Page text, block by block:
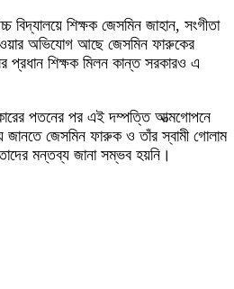
বিদ্যালয়ে শিক্ষক জেসমিন জাহান, সংগীতা
অভিযোগ আছে জেসমিন ফারুকের
শিক্ষক মিলন কান্ত সরকারও এ
পতনের পর এই দম্পত্তি আত্মগোপনে
জানতে জেসমিন ফারুক ও তাঁর স্বামী গোলাম
মন্তব্য জানা সম্ভব হয়নি।